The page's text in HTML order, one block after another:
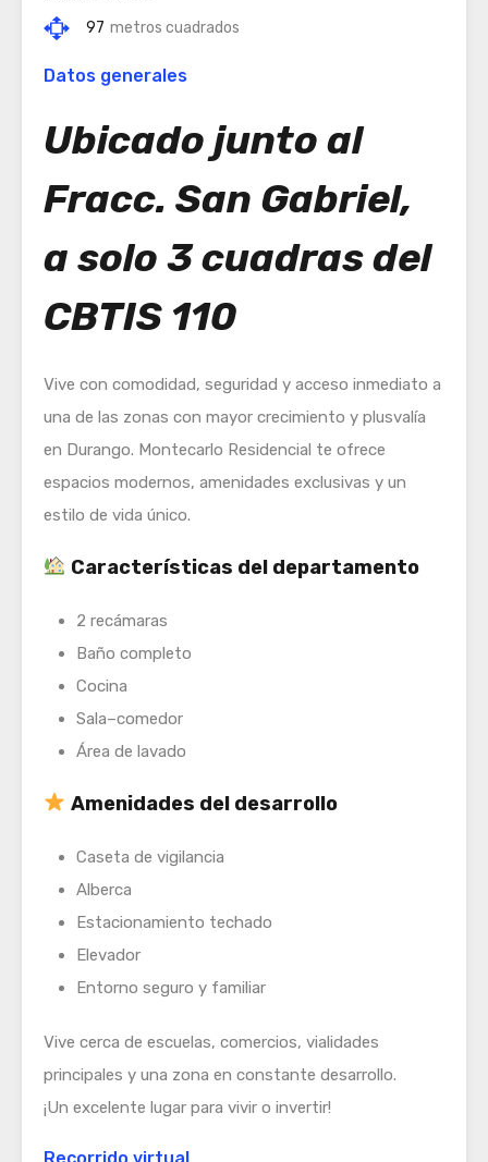
97 metros cuadrados
Datos generales
Ubicado junto al
Fracc. San Gabriel,
a solo 3 cuadras del
CBTIS 110
Vive con comodidad, seguridad y acceso inmediato a
una de las zonas con mayor crecimiento y plusvalía
en Durango. Montecarlo Residencial te ofrece
espacios modernos, amenidades exclusivas y un
estilo de vida único.
Características del departamento
2 recámaras
Baño completo
Cocina
Sala–comedor
Área de lavado
Amenidades del desarrollo
Caseta de vigilancia
Alberca
Estacionamiento techado
Elevador
Entorno seguro y familiar
Vive cerca de escuelas, comercios, vialidades
principales y una zona en constante desarrollo.
¡Un excelente lugar para vivir o invertir!
Recorrido virtual